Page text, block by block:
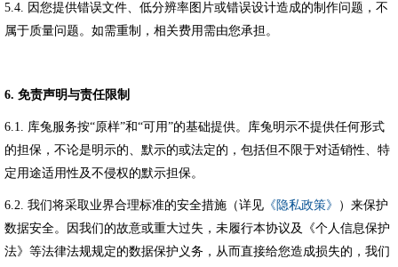
5.4. 因您提供错误文件、低分辨率图片或错误设计造成的制作问题，不
属于质量问题。如需重制，相关费用需由您承担。
6. 免责声明与责任限制
6.1. 库兔服务按“原样”和“可用”的基础提供。库兔明示不提供任何形式
的担保，不论是明示的、默示的或法定的，包括但不限于对适销性、特
定用途适用性及不侵权的默示担保。
6.2. 我们将采取业界合理标准的安全措施（详见 《隐私政策》
）来保护
数据安全。因我们的故意或重大过失，未履行本协议及《个人信息保护
法》等法律法规规定的数据保护义务，从而直接给您造成损失的，我们